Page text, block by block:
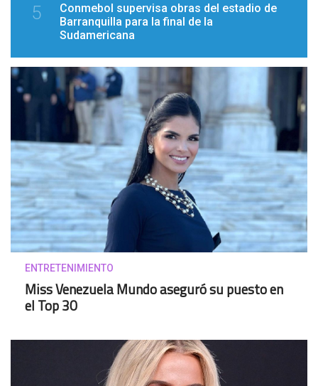
5
Conmebol supervisa obras del estadio de
Barranquilla para la final de la
Sudamericana
ENTRETENIMIENTO
Miss Venezuela Mundo aseguró su puesto en
el Top 30